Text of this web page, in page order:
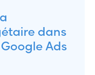
dans
Ads